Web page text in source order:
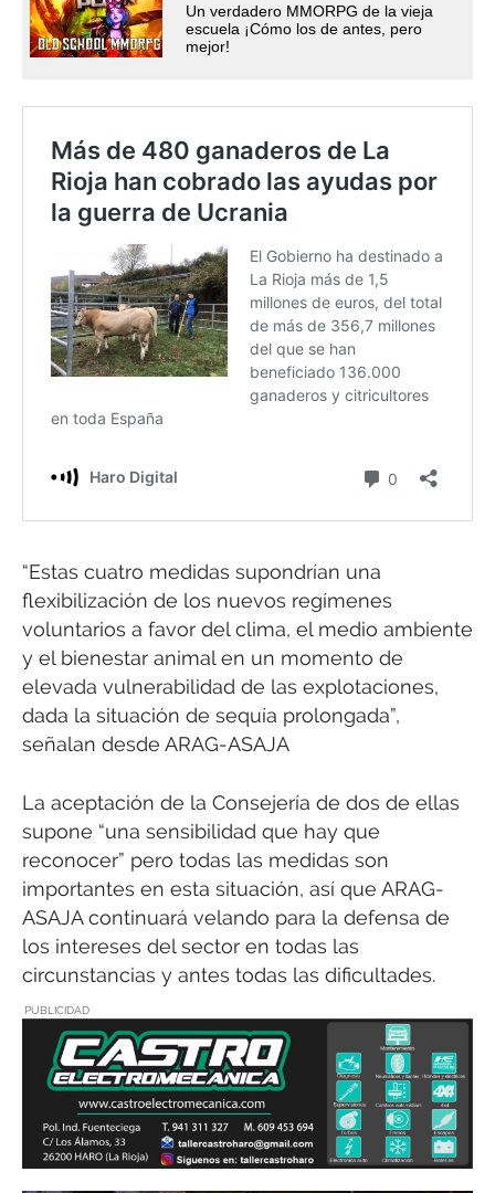
Un verdadero MMORPG de la vieja
escuela ¡Cómo los de antes, pero
mejor!
“Estas cuatro medidas supondrían una
flexibilización de los nuevos regímenes
voluntarios a favor del clima, el medio ambiente
y el bienestar animal en un momento de
elevada vulnerabilidad de las explotaciones,
dada la situación de sequía prolongada”,
señalan desde ARAG-ASAJA
La aceptación de la Consejería de dos de ellas
supone “una sensibilidad que hay que
reconocer” pero todas las medidas son
importantes en esta situación, así que ARAG-
ASAJA continuará velando para la defensa de
los intereses del sector en todas las
circunstancias y antes todas las dificultades.
PUBLICIDAD